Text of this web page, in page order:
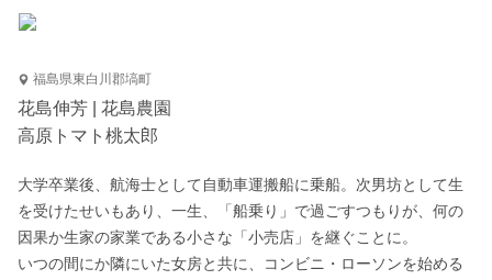
福島県東白川郡塙町
花島伸芳 | 花島農園
高原トマト桃太郎
大学卒業後、航海士として自動車運搬船に乗船。次男坊として生
を受けたせいもあり、一生、「船乗り」で過ごすつもりが、何の
因果か生家の家業である小さな「小売店」を継ぐことに。
いつの間にか隣にいた女房と共に、コンビニ・ローソンを始める